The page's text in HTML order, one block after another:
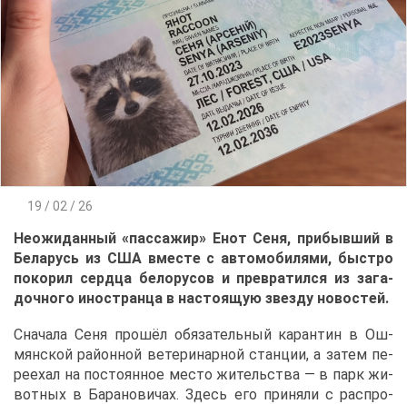
19 / 02 / 26
Неожи­дан­ный «пас­са­жир» Енот Се­ня, при­быв­ший в
Бе­ла­русь из США вме­сте с ав­то­мо­би­ля­ми, быст­ро
по­ко­рил серд­ца бе­ло­ру­сов и пре­вра­тил­ся из за­га­
доч­но­го ино­стран­ца в на­сто­я­щую звез­ду но­во­стей.
Сна­ча­ла Се­ня про­шёл обя­за­тель­ный ка­ран­тин в Ош­
мян­ской рай­он­ной ве­те­ри­нар­ной стан­ции, а за­тем пе­
ре­ехал на по­сто­ян­ное ме­сто жи­тель­ства — в парк жи­
вот­ных в Ба­ра­но­ви­чах. Здесь его при­ня­ли с рас­про­